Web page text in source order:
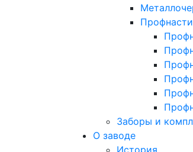
Заборы и
О заводе
История